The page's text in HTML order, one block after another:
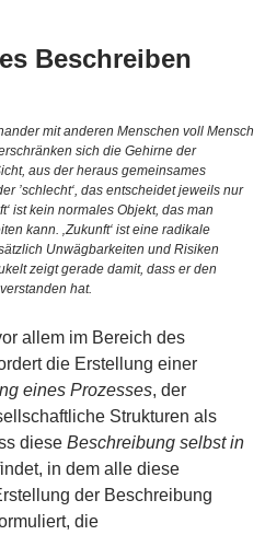
Beschreiben
mit anderen Menschen voll Mensch
sich die Gehirne der
aus der heraus gemeinsames
’schlecht‘, das entscheidet jeweils nur
ist kein normales Objekt, das man
kann. ‚Zukunft‘ ist eine radikale
Unwägbarkeiten und Risiken
zeigt gerade damit, dass er den
hat.
allem im Bereich des
die Erstellung einer
eines Prozesses, der
Strukturen als
diese Beschreibung selbst in
in dem alle diese
der Beschreibung
die